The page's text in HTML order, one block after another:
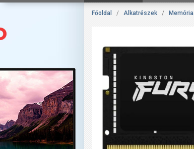
Főoldal / Alkatrészek / Memória